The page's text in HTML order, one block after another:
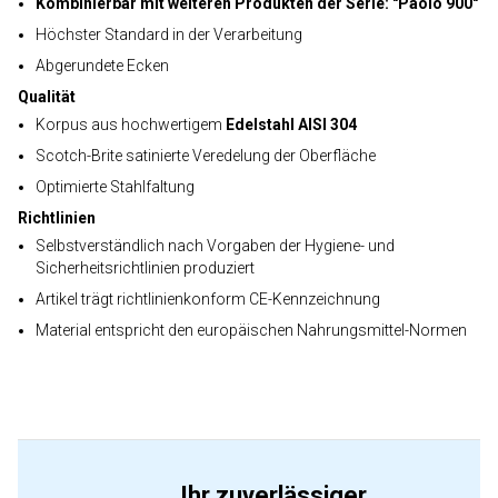
Höchster Standard in der Verarbeitung
Abgerundete Ecken
Qualität
Korpus aus hochwertigem Edelstahl AISI 304
Scotch-Brite satinierte Veredelung der Oberfläche
Optimierte Stahlfaltung
Richtlinien
Selbstverständlich nach Vorgaben der Hygiene- und
Sicherheitsrichtlinien produziert
Artikel trägt richtlinienkonform CE-Kennzeichnung
Material entspricht den europäischen Nahrungsmittel-Normen